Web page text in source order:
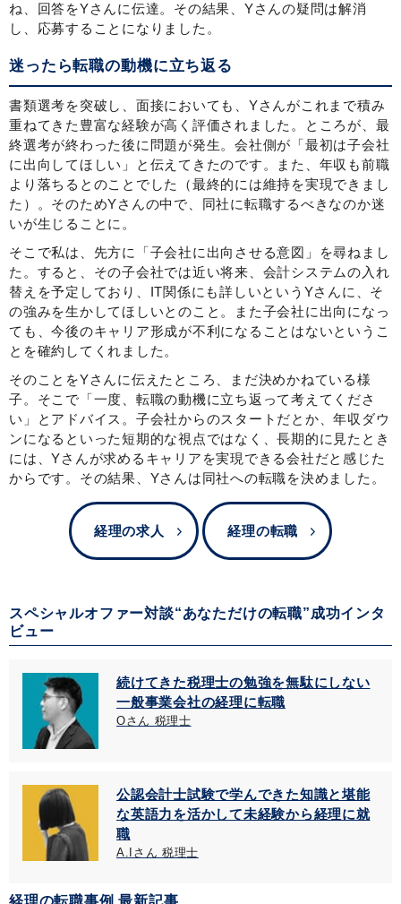
ね、回答をYさんに伝達。その結果、Yさんの疑問は解消
し、応募することになりました。
迷ったら転職の動機に立ち返る
書類選考を突破し、面接においても、Yさんがこれまで積み
重ねてきた豊富な経験が高く評価されました。ところが、最
終選考が終わった後に問題が発生。会社側が「最初は子会社
に出向してほしい」と伝えてきたのです。また、年収も前職
より落ちるとのことでした（最終的には維持を実現できまし
た）。そのためYさんの中で、同社に転職するべきなのか迷
いが生じることに。
そこで私は、先方に「子会社に出向させる意図」を尋ねまし
た。すると、その子会社では近い将来、会計システムの入れ
替えを予定しており、IT関係にも詳しいというYさんに、そ
の強みを生かしてほしいとのこと。また子会社に出向になっ
ても、今後のキャリア形成が不利になることはないというこ
とを確約してくれました。
そのことをYさんに伝えたところ、まだ決めかねている様
子。そこで「一度、転職の動機に立ち返って考えてくださ
い」とアドバイス。子会社からのスタートだとか、年収ダウ
ンになるといった短期的な視点ではなく、長期的に見たとき
には、Yさんが求めるキャリアを実現できる会社だと感じた
からです。その結果、Yさんは同社への転職を決めました。
経理の求人 経理の転職
スペシャルオファー対談“あなただけの転職”成功インタ
ビュー
続けてきた税理士の勉強を無駄にしない
一般事業会社の経理に転職
Oさん 税理士
公認会計士試験で学んできた知識と堪能
な英語力を活かして未経験から経理に就
職
A.Iさん 税理士
経理の転職事例 最新記事